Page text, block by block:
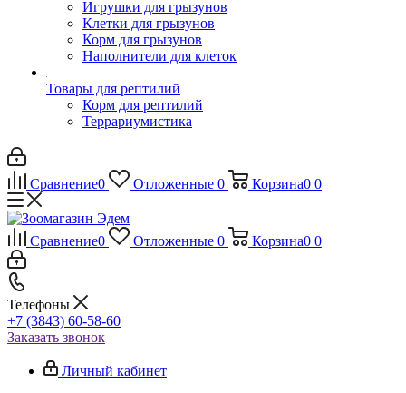
Игрушки для грызунов
Клетки для грызунов
Корм для грызунов
Наполнители для клеток
Товары для рептилий
Корм для рептилий
Террариумистика
Сравнение0 Отложенные 0 Корзина0 0
Сравнение0 Отложенные 0 Корзина0 0
Телефоны
+7 (3843) 60-58-60
Заказать звонок
Личный кабинет